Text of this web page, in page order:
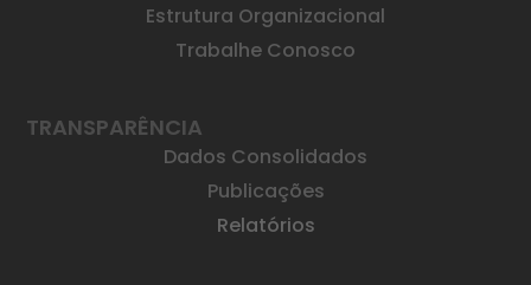
Estrutura Organizacional
Trabalhe Conosco
TRANSPARÊNCIA
Dados Consolidados
Publicações
Relatórios